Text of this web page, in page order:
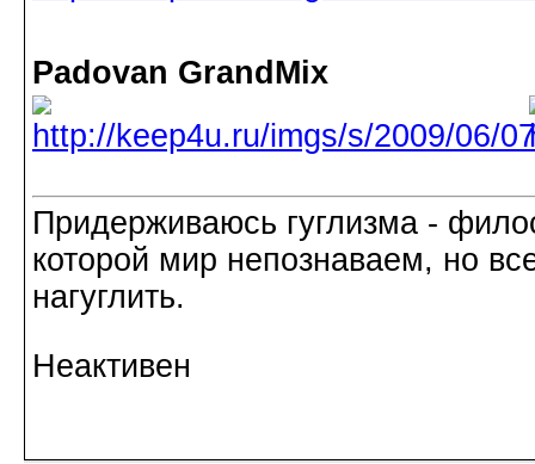
Padovan GrandMix
Придерживаюсь гуглизма -
которой мир непознаваем, но
нагуглить.
Неактивен